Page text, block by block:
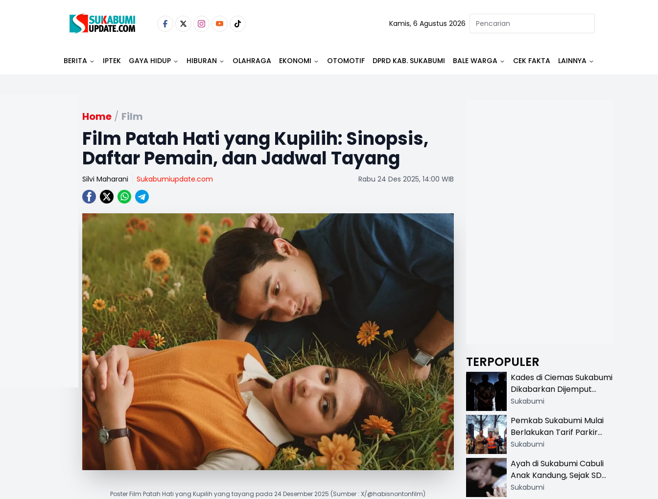
Kamis, 6 Agustus 2026
BERITA IPTEK GAYA HIDUP HIBURAN OLAHRAGA EKONOMI OTOMOTIF DPRD KAB. SUKABUMI BALE WARGA CEK FAKTA LAINNYA
Home / Film
Film Patah Hati yang Kupilih: Sinopsis,
Daftar Pemain, dan Jadwal Tayang
Silvi Maharani Sukabumiupdate.com Rabu 24 Des 2025, 14:00 WIB
Poster Film Patah Hati yang Kupilih yang tayang pada 24 Desember 2025 (Sumber : X/@habisnontonfilm)
TERPOPULER
Kades di Ciemas Sukabumi
Dikabarkan Dijemput
Satnarkoba, Polisi
Sukabumi
Pemkab Sukabumi Mulai
Berlakukan Tarif Parkir
Resmi di 13 Lokasi Wisata,
Khusus
Sukabumi
Ayah di Sukabumi Cabuli
Anak Kandung, Sejak SD
Hingga SMA
Sukabumi